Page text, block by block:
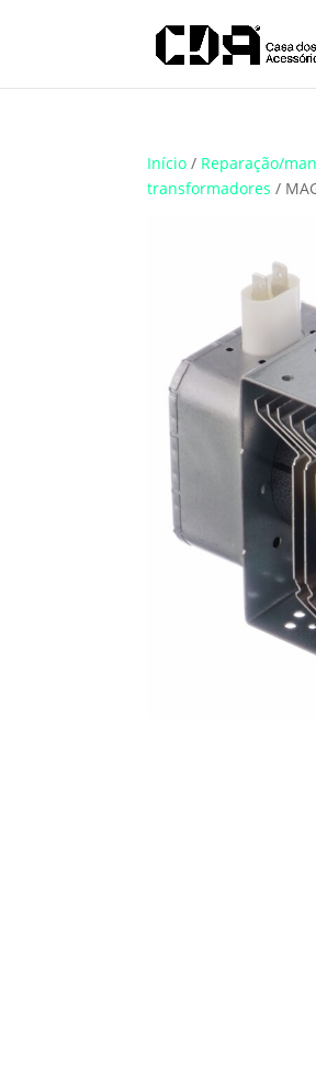
Translate
Início / Reparação/
transformadores /